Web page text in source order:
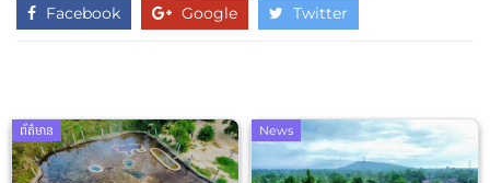
Facebook Google Twitter
ព័ត៌មាន News